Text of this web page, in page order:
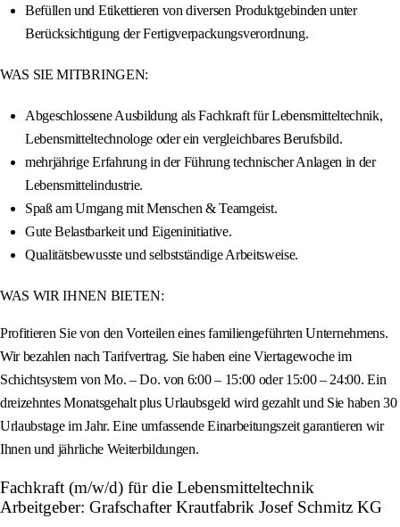
Befüllen und Etikettieren von diversen Produktgebinden unter
Berücksichtigung der Fertigverpackungsverordnung.
WAS SIE MITBRINGEN:
Abgeschlossene Ausbildung als Fachkraft für Lebensmitteltechnik,
Lebensmitteltechnologe oder ein vergleichbares Berufsbild.
mehrjährige Erfahrung in der Führung technischer Anlagen in der
Lebensmittelindustrie.
Spaß am Umgang mit Menschen & Teamgeist.
Gute Belastbarkeit und Eigeninitiative.
Qualitätsbewusste und selbstständige Arbeitsweise.
WAS WIR IHNEN BIETEN:
Profitieren Sie von den Vorteilen eines familiengeführten Unternehmens.
Wir bezahlen nach Tarifvertrag. Sie haben eine Viertagewoche im
Schichtsystem von Mo. – Do. von 6:00 – 15:00 oder 15:00 – 24:00. Ein
dreizehntes Monatsgehalt plus Urlaubsgeld wird gezahlt und Sie haben 30
Urlaubstage im Jahr. Eine umfassende Einarbeitungszeit garantieren wir
Ihnen und jährliche Weiterbildungen.
Fachkraft (m/w/d) für die Lebensmitteltechnik
Arbeitgeber: Grafschafter Krautfabrik Josef Schmitz KG